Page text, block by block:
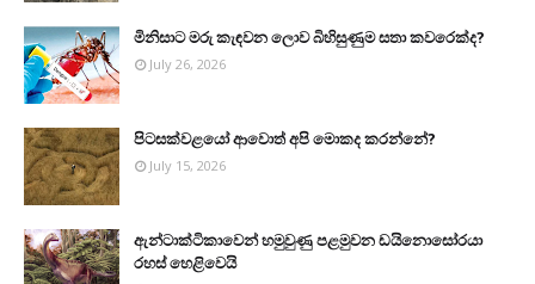
මිනිසාට මරු කැඳවන ලොව බිහිසුණුම සතා කවරෙක්ද?
July 26, 2026
පිටසක්වළයෝ ආවොත් අපි මොකද කරන්නේ?
July 15, 2026
ඇන්ටාක්ටිකාවෙන් හමුවුණු පළමුවන ඩයිනොසෝරයා
රහස් හෙළිවෙයි